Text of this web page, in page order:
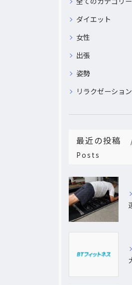
ダイエット
女性
出張
姿勢
リラクゼーション
最近の投稿
Posts